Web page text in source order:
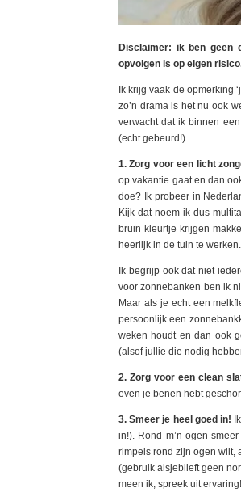
Disclaimer: ik ben geen
opvolgen is op eigen
Ik krijg vaak de opmerking
zo’n drama is het nu ook
verwacht dat ik binnen
(echt gebeurd!)
1. Zorg voor een licht
op vakantie gaat en dan
doe? Ik probeer in
Kijk dat noem ik dus
bruin kleurtje krijgen
heerlijk in de tuin te werken.
Ik begrijp ook dat niet
voor zonnebanken ben ik
Maar als je echt een
persoonlijk een
weken houdt en dan ook
(alsof jullie die nodig
2. Zorg voor een clean
even je benen hebt
3. Smeer je heel goed in!
in!). Rond m’n ogen
rimpels rond zijn ogen wilt,
(gebruik alsjeblieft geen
meen ik, spreek uit